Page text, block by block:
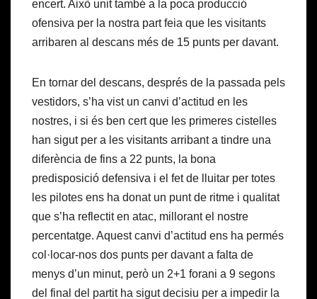
encert. Això unit també a la poca producció
ofensiva per la nostra part feia que les visitants
arribaren al descans més de 15 punts per davant.
En tornar del descans, després de la passada pels
vestidors, s’ha vist un canvi d’actitud en les
nostres, i si és ben cert que les primeres cistelles
han sigut per a les visitants arribant a tindre una
diferència de fins a 22 punts, la bona
predisposició defensiva i el fet de lluitar per totes
les pilotes ens ha donat un punt de ritme i qualitat
que s’ha reflectit en atac, millorant el nostre
percentatge. Aquest canvi d’actitud ens ha permés
col·locar-nos dos punts per davant a falta de
menys d’un minut, però un 2+1 forani a 9 segons
del final del partit ha sigut decisiu per a impedir la